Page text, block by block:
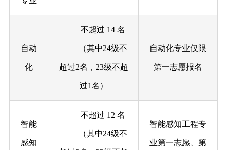
自动
化
不超过 14 名
（其中24级不
超过2名，23级不超
过1名）
自动化专业仅限
第一志愿报名
智能
感知
不超过 12 名
（其中24级不
智能感知工程专
业第一志愿、第